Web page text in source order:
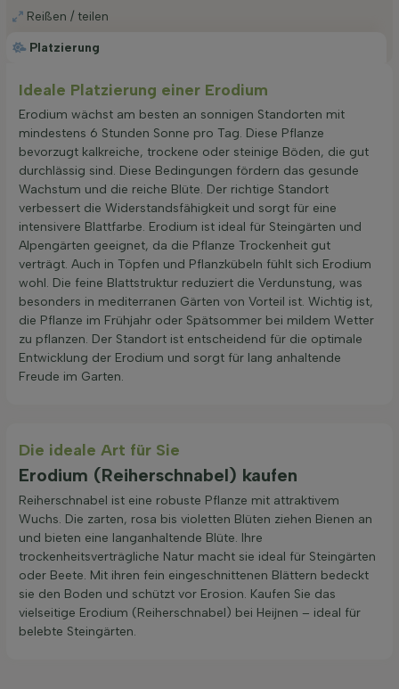
Platzierung
Reißen / teilen
Ideale Platzierung einer Erodium
Erodium wächst am besten an sonnigen Standorten mit
mindestens 6 Stunden Sonne pro Tag. Diese Pflanze
bevorzugt kalkreiche, trockene oder steinige Böden, die gut
durchlässig sind. Diese Bedingungen fördern das gesunde
Wachstum und die reiche Blüte. Der richtige Standort
verbessert die Widerstandsfähigkeit und sorgt für eine
intensivere Blattfarbe. Erodium ist ideal für Steingärten und
Alpengärten geeignet, da die Pflanze Trockenheit gut
verträgt. Auch in Töpfen und Pflanzkübeln fühlt sich Erodium
wohl. Die feine Blattstruktur reduziert die Verdunstung, was
besonders in mediterranen Gärten von Vorteil ist. Wichtig ist,
die Pflanze im Frühjahr oder Spätsommer bei mildem Wetter
zu pflanzen. Der Standort ist entscheidend für die optimale
Entwicklung der Erodium und sorgt für lang anhaltende
Freude im Garten.
Die ideale Art für Sie
Erodium (Reiherschnabel) kaufen
Reiherschnabel ist eine robuste Pflanze mit attraktivem
Wuchs. Die zarten, rosa bis violetten Blüten ziehen Bienen an
und bieten eine langanhaltende Blüte. Ihre
trockenheitsverträgliche Natur macht sie ideal für Steingärten
oder Beete. Mit ihren fein eingeschnittenen Blättern bedeckt
sie den Boden und schützt vor Erosion. Kaufen Sie das
vielseitige Erodium (Reiherschnabel) bei Heijnen – ideal für
belebte Steingärten.